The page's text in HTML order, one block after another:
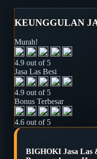
KEUNGGULAN
Murah!
4.9 out of 5
Jasa Las Besi
4.9 out of 5
Bonus Terbesar
4.6 out of 5
BIGHOKI Jasa Las